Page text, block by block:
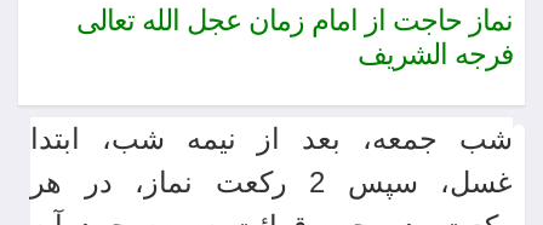
نماز حاجت از امام زمان عجل الله تعالی
فرجه الشریف
شب جمعه، بعد از نیمه شب، ابتدا
غسل، سپس 2 رکعت نماز، در هر
دیدگاه
های
کاربران